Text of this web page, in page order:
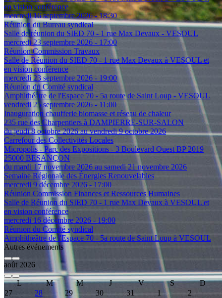
en vision conférence
mercredi 16 septembre 2026 - 18:30
Réunion du Bureau syndical
Salle de réunion du SIED 70 - 1 rue Max Devaux - VESOUL
mercredi 23 septembre 2026 - 17:00
Réunion Commission Travaux
Salle de Réunion du SIED 70 - 1 rue Max Devaux à VESOUL et
en vision conférence
mercredi 23 septembre 2026 - 19:00
Réunion du Comité syndical
Amphithéâtre de l'Espace 70 - 5a route de Saint Loup - VESOUL
vendredi 25 septembre 2026 - 11:00
Inauguration chaufferie biomasse et réseau de chaleur
235 rue des Charpentiers à DAMPIERRE-SUR-SALON
du jeudi 8 octobre 2026 au vendredi 9 octobre 2026
Carrefour des Collectivités Locales
Micropolis - Parc des Expositions - 3 Boulevard Ouest BP 2019
25000 BESANÇON
du mardi 17 novembre 2026 au samedi 21 novembre 2026
Semaine Régionale des Énergies Renouvelables
mercredi 9 décembre 2026 - 17:00
Réunion Commission Finances et Ressources Humaines
Salle de Réunion du SIED 70 - 1 rue Max Devaux à VESOUL et
en vision conférence
mercredi 16 décembre 2026 - 19:00
Réunion du Comité syndical
Amphithéâtre de l'Espace 70 - 5a route de Saint Loup à VESOUL
Autres événements
août 2026
L M M J V S
D
27
28 29 30 31 1
2